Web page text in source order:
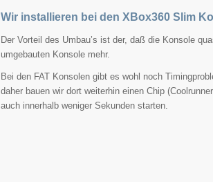
Wir installieren bei den XBox360 Slim
Der Vorteil des Umbau’s ist der, daß die Konsole
umgebauten Konsole mehr.
Bei den FAT Konsolen gibt es wohl noch
daher bauen wir dort weiterhin einen Chip
auch innerhalb weniger Sekunden starten.